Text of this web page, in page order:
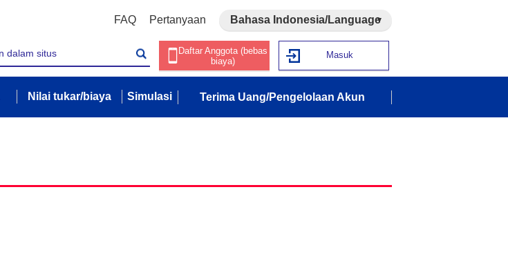
FAQ Pertanyaan Bahasa Indonesia/Language
Daftar Anggota (bebas
biaya)
Masuk
Nilai tukar/biaya Simulasi Terima Uang/Pengelolaan Akun